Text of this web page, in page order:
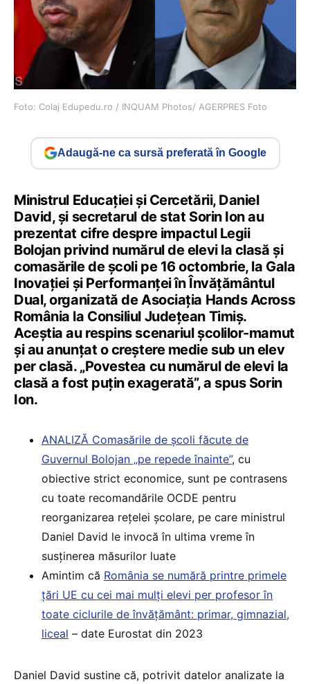
Foto: Colaj Edupedu.ro / INQUAM Photos/ AGERPRES Foto
Adaugă-ne ca sursă preferată în Google
Ministrul Educației și Cercetării, Daniel
David, și secretarul de stat Sorin Ion au
prezentat cifre despre impactul Legii
Bolojan privind numărul de elevi la clasă și
comasările de școli pe 16 octombrie, la Gala
Inovației și Performanței în Învățământul
Dual, organizată de Asociația Hands Across
România la Consiliul Județean Timiș.
Aceștia au respins scenariul școlilor-mamut
și au anunțat o creștere medie sub un elev
per clasă. „Povestea cu numărul de elevi la
clasă a fost puțin exagerată”, a spus Sorin
Ion.
ANALIZĂ Comasările de școli făcute de
Guvernul Bolojan „pe repede înainte”, cu
obiective strict economice, sunt pe contrasens
cu toate recomandările OCDE pentru
reorganizarea rețelei școlare, pe care ministrul
Daniel David le invocă în ultima vreme în
susținerea măsurilor luate
Amintim că România se numără printre primele
țări UE cu cei mai mulți elevi per profesor în
toate ciclurile de învățământ: primar, gimnazial,
liceal – date Eurostat din 2023
Daniel David sustine că, potrivit datelor analizate la